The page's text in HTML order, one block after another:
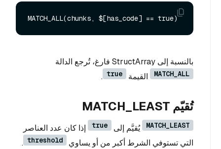
بالنسبة إلى StructArray فارغ، تُرجع الدالة
MATCH_ALL القيمة true
.
تُقيّم MATCH_LEAST
MATCH_LEAST يُقيَّم إلى true
إذا كان عدد العناصر
التي تستوفي الشرط أكبر من أو يساوي
threshold
.